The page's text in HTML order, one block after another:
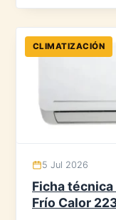
CLIMATIZACIÓN
5 Jul 2026
Ficha
Frío Calor